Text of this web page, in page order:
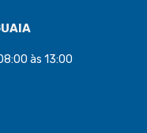
às 13:00